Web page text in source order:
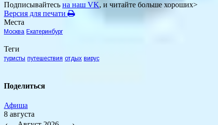
Подписывайтесь на наш VK, и читайте больше хороших>
Версия для печати
Места
Москва Екатеринбург
Теги
туристы путешествия отдых вирус
Поделиться
Афиша
8 августа